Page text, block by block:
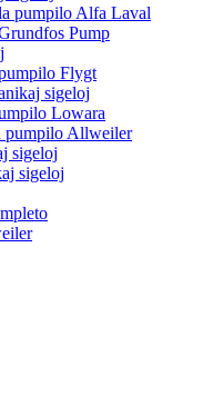
pumpilo Alfa Laval
Pump
Flygt
sigeloj
Lowara
pumpilo Allweiler
sigeloj
sigeloj